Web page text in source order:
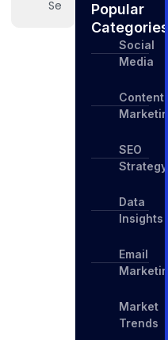
Popular
Categories
Social
Media
Content
SEO
Strategy
Data
Insights
Email
Market
Trends